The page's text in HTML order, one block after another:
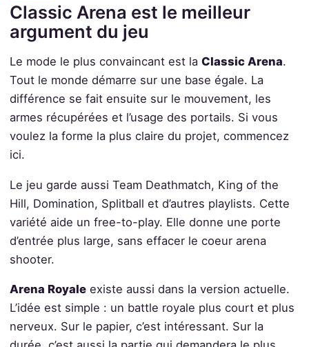
Classic Arena est le meilleur
argument du jeu
Le mode le plus convaincant est la Classic Arena.
Tout le monde démarre sur une base égale. La
différence se fait ensuite sur le mouvement, les
armes récupérées et l’usage des portails. Si vous
voulez la forme la plus claire du projet, commencez
ici.
Le jeu garde aussi Team Deathmatch, King of the
Hill, Domination, Splitball et d’autres playlists. Cette
variété aide un free-to-play. Elle donne une porte
d’entrée plus large, sans effacer le coeur arena
shooter.
Arena Royaleexiste aussi dans la version actuelle.
L’idée est simple : un battle royale plus court et plus
nerveux. Sur le papier, c’est intéressant. Sur la